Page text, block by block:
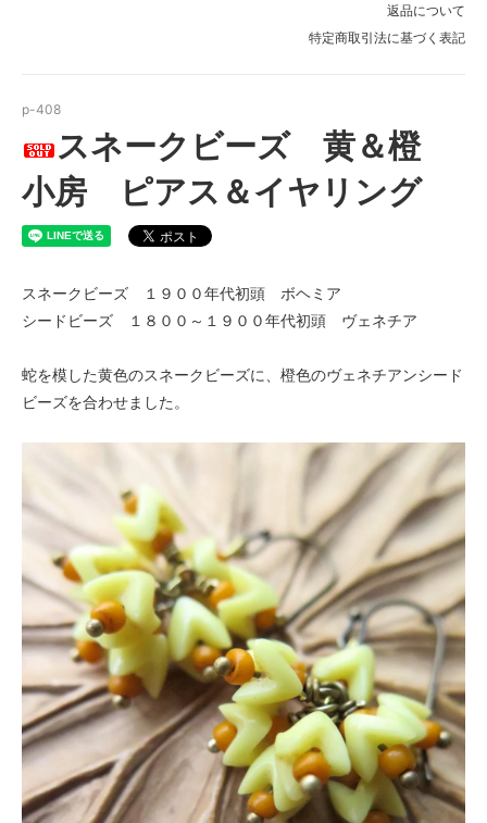
返品について
特定商取引法に基づく表記
p-408
スネークビーズ 黄＆橙
小房 ピアス＆イヤリング
スネークビーズ １９００年代初頭 ボヘミア
シードビーズ １８００～１９００年代初頭 ヴェネチア
蛇を模した黄色のスネークビーズに、橙色のヴェネチアンシード
ビーズを合わせました。